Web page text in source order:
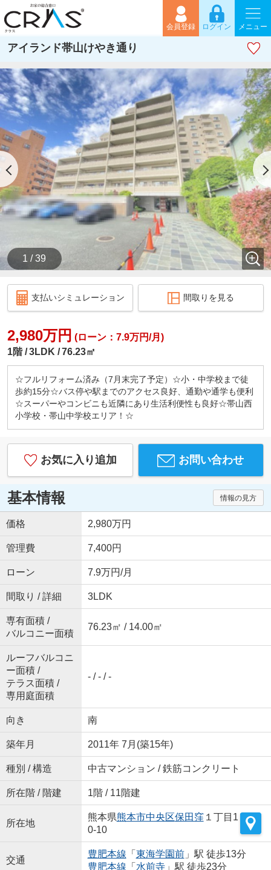
会員登録 ログイン メニュー
アイランド帯山けやき通り
1 / 39
支払いシミュレーション 間取りを見る
2,980万円 (ローン：7.9万円/月)
1階 3LDK 76.23㎡
☆フルリフォーム済み（7月末完了予定）☆小・中学校まで徒
歩約15分☆バス停や駅までのアクセス良好、通勤や通学も便利
☆スーパーやコンビニも近隣にあり生活利便性も良好☆帯山西
小学校・帯山中学校エリア！☆
お気に入り追加 お問い合わせ
基本情報 情報の見方
価格 2,980万円
管理費 7,400円
ローン 7.9万円/月
間取り / 詳細 3LDK
専有面積 /
バルコニー面積
76.23㎡ / 14.00㎡
ルーフバルコニ
ー面積 /
テラス面積 /
専用庭面積
- / - / -
向き 南
築年月 2011年 7月(築15年)
種別 / 構造 中古マンション / 鉄筋コンクリート
所在階 / 階建 1階 / 11階建
所在地
熊本県熊本市中央区保田窪 １丁目1
0-10
交通
豊肥本線 「 東海学園前」駅 徒歩13分
豊肥本線 「 水前寺」駅 徒歩23分